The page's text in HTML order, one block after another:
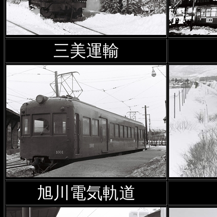
優園トンネル跡の写真を追加
2024年11月11日2万5千分
真や解説等を追加して、リニ
2024年11月9日
廃駅を訪ねて
加
2024年10月15日沿線風景 札
知来乙駅、浦臼駅ほかの写真
2024年10月15日沿線風景 函
2024年9月20日「北海道概
川鑛山の記事に修正的追記
三美運輸
旭川電気軌道